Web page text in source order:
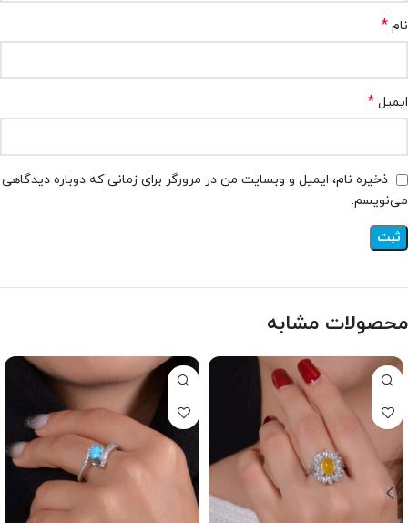
نام *
ایمیل *
ذخیره نام، ایمیل و وبسایت من در مرورگر برای زمانی که دوباره دیدگاهی
می‌نویسم.
محصولات مشابه